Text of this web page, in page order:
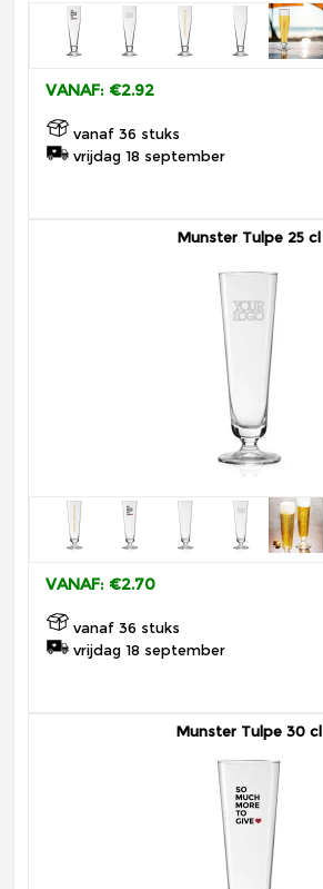
VANAF: €2.92
vanaf 36 stuks
vrijdag 18 september
Munster Tulpe 25 cl
VANAF: €2.70
vanaf 36 stuks
vrijdag 18 september
Munster Tulpe 30 cl